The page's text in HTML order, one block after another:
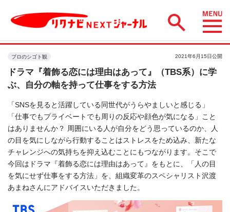
プロのシゴト観 2021年6月15日公開
ドラマ『着飾る恋には理由はあって』（TBS系）に学
ぶ、自分の軸を持って仕事をする方法
「SNSを見ると活躍している同世代がうらやましいと感じる」
「仕事でもプライベートでも周りの反応や顔色が気になる」こと
はありませんか？ 周囲にいる人が自分をどう思っているのか、人
の目を気にしながら行動することはストレスをため込み、新たな
チャレンジへの気持ちを抑え込むことにもつながります。そこで
今回はドラマ『着飾る恋には理由はあって』をもとに、「人の目
を気にせず仕事をする方法」を、組織変革のスペシャリスト沢渡
あまねさんにアドバイスいただきました。